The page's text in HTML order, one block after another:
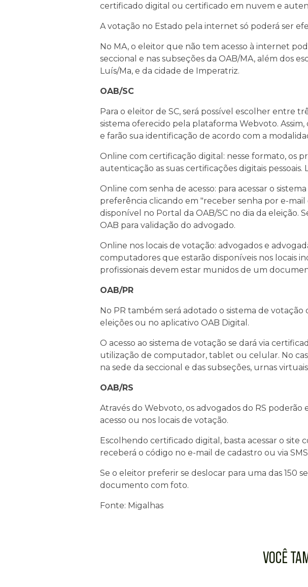
certificado digital ou certificado em nuvem e
A votação no Estado pela internet só poderá ser
No MA, o eleitor que não tem acesso à internet
seccional e nas subseções da OAB/MA, além dos
Luís/Ma, e da cidade de Imperatriz.
OAB/SC
Para o eleitor de SC, será possível escolher entre
sistema oferecido pela plataforma Webvoto. Assim,
e farão sua identificação de acordo com a
Online com certificação digital: nesse formato, os
autenticação as suas certificações digitais
Online com senha de acesso: para acessar o
preferência clicando em "receber senha por e-
disponível no Portal da OAB/SC no dia da eleição.
OAB para validação do advogado.
Online nos locais de votação: advogados e
computadores que estarão disponíveis nos locais
profissionais devem estar munidos de um
OAB/PR
No PR também será adotado o sistema de
eleições ou no aplicativo OAB Digital.
O acesso ao sistema de votação se dará via
utilização de computador, tablet ou celular. No
na sede da seccional e das subseções, urnas
OAB/RS
Através do Webvoto, os advogados do RS
acesso ou nos locais de votação.
Escolhendo certificado digital, basta acessar o site
receberá o código no e-mail de cadastro ou via
Se o eleitor preferir se deslocar para uma das 150
documento com foto.
Fonte: Migalhas
VOCÊ